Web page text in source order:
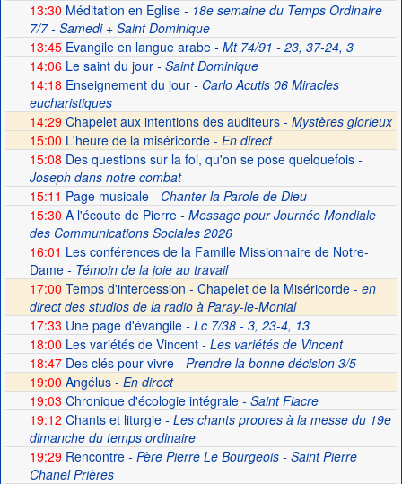
13:30 Méditation en Eglise- 18e semaine du Temps Ordinaire
7/7 - Samedi + Saint Dominique
13:45Evangile en langue arabe- Mt 74/91 - 23, 37-24, 3
14:06Le saint du jour- Saint Dominique
14:18 Enseignement du jour- Carlo Acutis 06 Miracles
eucharistiques
14:29 Chapelet aux intentions des auditeurs - Mystères glorieux
15:00 L'heure de la miséricorde - En direct
15:08 Des questions sur la foi, qu'on se pose quelquefois-
Joseph dans notre combat
15:11 Page musicale- Chanter la Parole de Dieu
15:30 A l'écoute de Pierre- Message pour Journée Mondiale
des Communications Sociales 2026
16:01 Les conférences de la Famille Missionnaire de Notre-
Dame- Témoin de la joie au travail
17:00 Temps d'intercession - Chapelet de la Miséricorde - en
direct des studios de la radio à Paray-le-Monial
17:33 Une page d'évangile- Lc 7/38 - 3, 23-4, 13
18:00 Les variétés de Vincent- Les variétés de Vincent
18:47Des clés pour vivre- Prendre la bonne décision 3/5
19:00 Angélus - En direct
19:03 Chronique d'écologie intégrale- Saint Fiacre
19:12 Chants et liturgie- Les chants propres à la messe du 19e
dimanche du temps ordinaire
19:29Rencontre- Père Pierre Le Bourgeois - Saint Pierre
Chanel Prières